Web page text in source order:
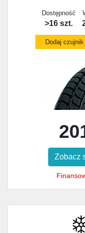
Dostępność
>16 szt.
Dodaj
Zobacz